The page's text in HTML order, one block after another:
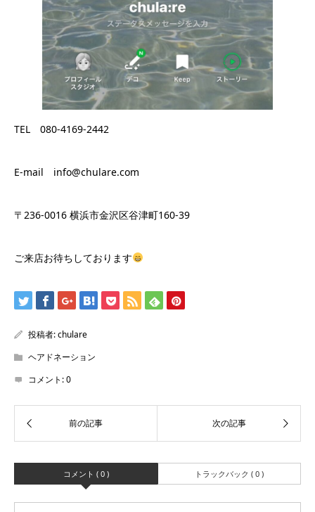
TEL 080-4169-2442
E-mail info@chulare.com
〒236-0016 横浜市金沢区谷津町160-39
ご来店お待ちしております
投稿者:chulare
ヘアドネーション
コメント:0
コメント ( 0 ) トラックバック ( 0 )